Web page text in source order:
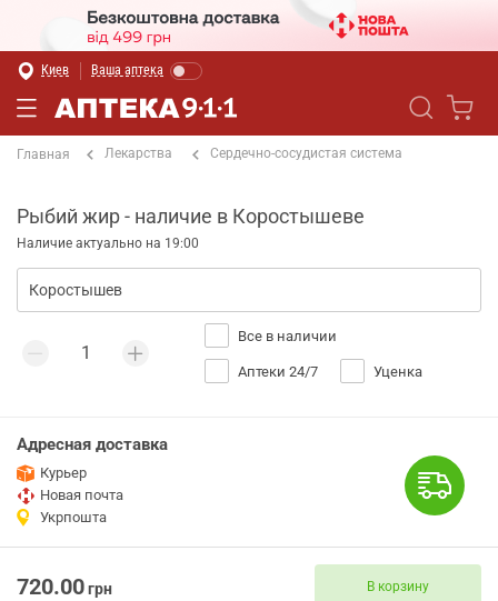
Киев Ваша аптека
Главная Лекарства Сердечно-сосудистая система
Рыбий жир - наличие в Коростышеве
Наличие актуально на 19:00
Все в наличии
Аптеки 24/7 Уценка
Адресная доставка
Курьер
Новая почта
Укрпошта
720.00грн В корзину